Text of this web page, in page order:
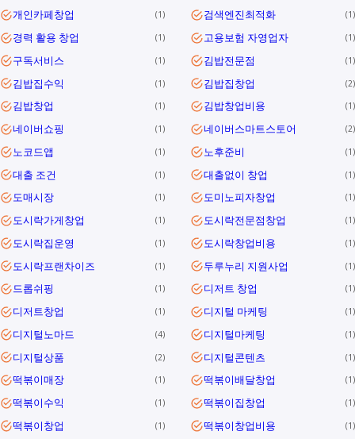
개인카페창업 1 검색엔진최적화 1
경력 활용 창업 1 고용보험 자영업자 1
구독서비스 1 김밥전문점 1
김밥집수익 1 김밥집창업 2
김밥창업 1 김밥창업비용 1
네이버쇼핑 1 네이버스마트스토어 2
노코드앱 1 노후준비 1
대출 조건 1 대출없이 창업 1
도매시장 1 도미노피자창업 1
도시락가게창업 1 도시락전문점창업 1
도시락집운영 1 도시락창업비용 1
도시락프랜차이즈 1 두루누리 지원사업 1
드롭쉬핑 1 디저트 창업 1
디저트창업 1 디지털 마케팅 1
디지털노마드 4 디지털마케팅 1
디지털상품 2 디지털콘텐츠 1
떡볶이매장 1 떡볶이배달창업 1
떡볶이수익 1 떡볶이집창업 1
떡볶이창업 1 떡볶이창업비용 1